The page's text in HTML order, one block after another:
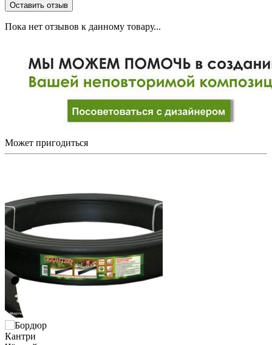
Пока нет отзывов к данному товару...
Может пригодиться